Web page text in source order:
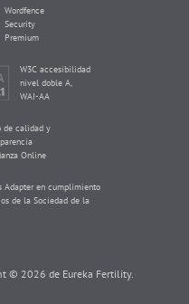
Wordfence
Security
Premium
W3C accesibilidad
nivel doble A,
WAI-AA
de calidad y
Online
Adapter en cumplimiento
de la Sociedad de la
© 2026 de Eureka Fertility.